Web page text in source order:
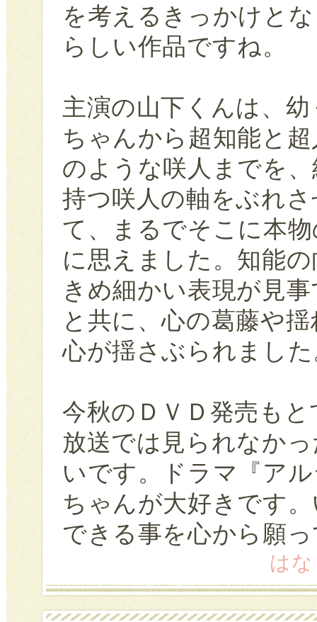
を考えるきっかけと
らしい作品ですね。
主演の山下くんは、
ちゃんから超知能と
のような咲人までを
持つ咲人の軸をぶれ
て、まるでそこに本
に思えました。知能
きめ細かい表現が見
と共に、心の葛藤や
心が揺さぶられまし
今秋のＤＶＤ発売も
放送では見られなか
いです。ドラマ『ア
ちゃんが大好きです
できる事を心から願
は